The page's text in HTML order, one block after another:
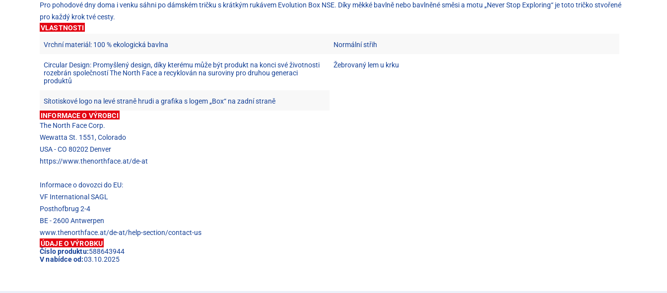
Pro pohodové dny doma i venku sáhni po dámském tričku s krátkým rukávem Evolution Box NSE. Díky měkké bavlně nebo bavlněné směsi a motu „Never Stop Exploring“ je toto tričko stvořené
pro každý krok tvé cesty.
VLASTNOSTI
Vrchní materiál: 100 % ekologická bavlna Normální střih
Circular Design: Promyšlený design, díky kterému může být produkt na konci své životnosti
rozebrán společností The North Face a recyklován na suroviny pro druhou generaci
produktů
Žebrovaný lem u krku
Sítotiskové logo na levé straně hrudi a grafika s logem „Box“ na zadní straně
INFORMACE O VÝROBCI
The North Face Corp.
Wewatta St. 1551, Colorado
USA - CO 80202 Denver
https://www.thenorthface.at/de-at
Informace o dovozci do EU:
VF International SAGL
Posthofbrug 2-4
BE - 2600 Antwerpen
www.thenorthface.at/de-at/help-section/contact-us
ÚDAJE O VÝROBKU
Číslo produktu:588643944
V nabídce od:03.10.2025